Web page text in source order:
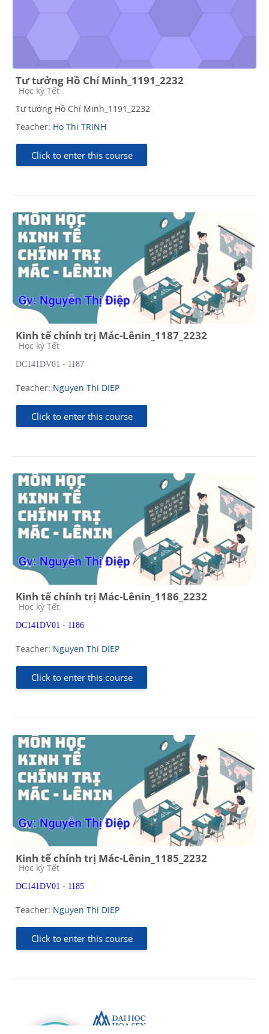
Tư tưởng Hồ Chí Minh_1191_2232
Course category
Học kỳ Tết
Tư tưởng Hồ Chí Minh_1191_2232
Teacher: Ho Thi TRINH
Click to enter this course
Kinh tế chính trị Mác-Lênin_1187_2232
Course category
Học kỳ Tết
DC141DV01 - 1187
Teacher: Nguyen Thi DIEP
Click to enter this course
Kinh tế chính trị Mác-Lênin_1186_2232
Course category
Học kỳ Tết
DC141DV01 - 1186
Teacher: Nguyen Thi DIEP
Click to enter this course
Kinh tế chính trị Mác-Lênin_1185_2232
Course category
Học kỳ Tết
DC141DV01 - 1185
Teacher: Nguyen Thi DIEP
Click to enter this course